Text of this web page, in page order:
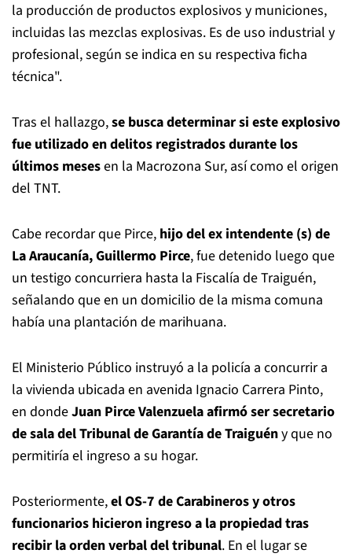
la producción de productos explosivos y municiones,
incluidas las mezclas explosivas. Es de uso industrial y
profesional, según se indica en su respectiva ficha
técnica".
Tras el hallazgo,se busca determinar si este explosivo
fue utilizado en delitos registrados durante los
últimos mesesen la Macrozona Sur, así como el origen
del TNT.
Cabe recordar que Pirce, hijo del ex intendente (s) de
La Araucanía, Guillermo Pirce, fue detenido luego que
un testigo concurriera hasta la Fiscalía de Traiguén,
señalando que en un domicilio de la misma comuna
había una plantación de marihuana.
El Ministerio Público instruyó a la policía a concurrir a
la vivienda ubicada en avenida Ignacio Carrera Pinto,
en dondeJuan Pirce Valenzuela afirmó ser secretario
de sala del Tribunal de Garantía de Traiguény que no
permitiría el ingreso a su hogar.
Posteriormente,el OS-7 de Carabineros y otros
funcionarios hicieron ingreso a la propiedad tras
recibir la orden verbal del tribunal. En el lugar se